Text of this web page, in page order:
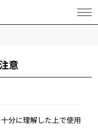
意
分に理解した上で使用